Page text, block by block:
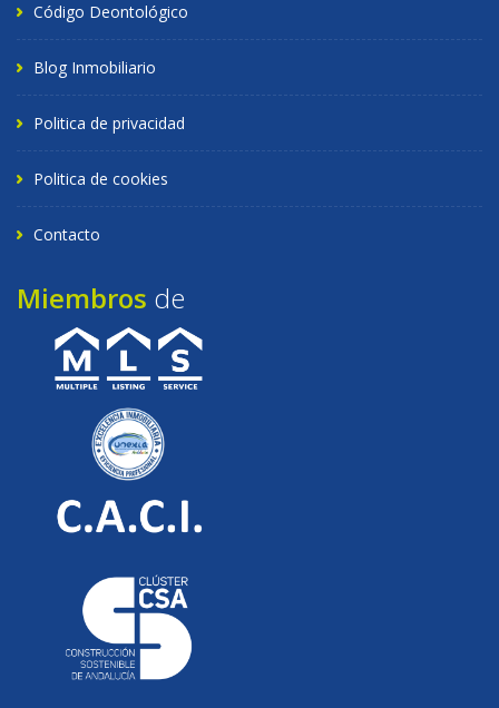
Código Deontológico
Blog Inmobiliario
Politica de privacidad
Politica de cookies
Contacto
Miembros de